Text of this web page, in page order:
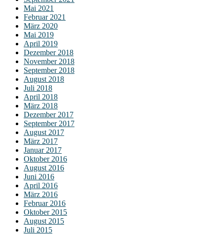
Mai 2021
Februar 2021
März 2020
Mai 2019
April 2019
Dezember 2018
November 2018
September 2018
August 2018
Juli 2018
April 2018
März 2018
Dezember 2017
September 2017
August 2017
März 2017
Januar 2017
Oktober 2016
August 2016
Juni 2016
April 2016
März 2016
Februar 2016
Oktober 2015
August 2015
Juli 2015